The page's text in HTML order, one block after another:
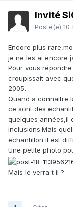
Invité
Posté(e) 10
Encore plus
je ne les ai encore
Pour vous
croupissait avec
2005.
Quand a connaitre
ce sont des
quelques années,il
inclusions.Mais
echantillon il est
Une petite photo
Mais le verra t il ?